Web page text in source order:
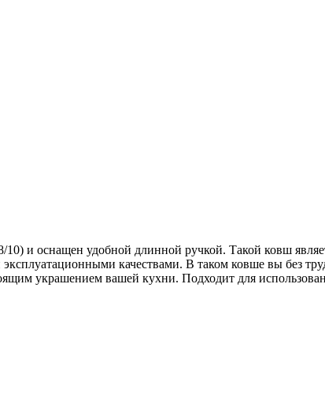
и оснащен удобной длинной ручкой. Такой ковш
качествами. В таком ковше вы без
украшением вашей кухни. Подходит для